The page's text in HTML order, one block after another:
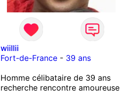
wiillii
Fort-de-France- 39 ans
Homme célibataire de 39 ans
recherche rencontre amoureuse